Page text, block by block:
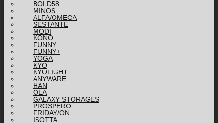
BOLD58
MINOS
ALFA/OMEGA
SESTANTE
MODI
KONO
FUNNY
FUNNY+
YOGA
KYO
KYOLIGHT
ANYWARE
HAN
OLA
GALAXY STORAGES
PROSPERO
FRIDAY/ON
ISOTTA